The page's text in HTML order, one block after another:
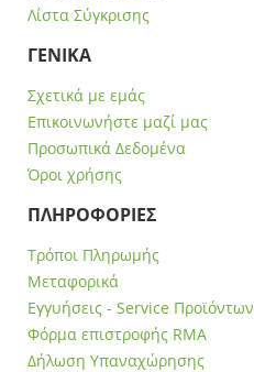
Λίστα Σύγκρισης
ΓΕΝΙΚΑ
Σχετικά με εμάς
Επικοινωνήστε μαζί μας
Προσωπικά Δεδομένα
Όροι χρήσης
ΠΛΗΡΟΦΟΡΙΕΣ
Τρόποι Πληρωμής
Μεταφορικά
Εγγυήσεις - Service Προϊόντων
Φόρμα επιστροφής RMA
Δήλωση Υπαναχώρησης